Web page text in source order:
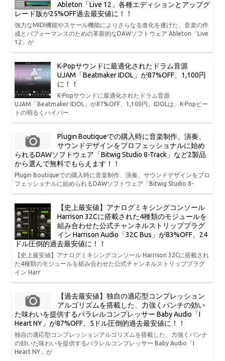
Ableton「Live 12」各種エディションとアップグ
レード版が25%OFF過去最安値に！！
強力なMIDI機能やスケール機能によりさらなる進化を遂げた、音楽の作
成とパフォーマンスのための革新的なDAWソフトウェア Ableton「Live
12」が
K-Popサウンドに最適化されたドラム音源
UJAM「Beatmaker IDOL」が87%OFF、1,100円
に！！
K-Popサウンドに最適化されたドラム音源
UJAM「Beatmaker IDOL」が87%OFF、1,100円。IDOLは、K-Popビー
トの明るくハイパー
Plugin Boutiqueでの購入時に音楽制作、演奏、
サウンドデザインをプロフェッショナルに始め
られるDAWソフトウェア「Bitwig Studio 8-Track」など2製品
から選んで無料でもらえます！！
Plugin Boutiqueでの購入時に音楽制作、演奏、サウンドデザインをプロ
フェッショナルに始められるDAWソフトウェア「Bitwig Studio 8-
【史上最安値】アナログミキシングコンソール
Harrison 32Cに搭載された4種類のモジュールを
組み合わせた公式チャンネルストリッププラグ
イン Harrison Audio「32C Bus」が83%OFF、24
ドル圧倒的過去最安値に！！
【史上最安値】アナログミキシングコンソール Harrison 32Cに搭載され
た4種類のモジュールを組み合わせた公式チャンネルストリッププラグ
イン Harr
【過去最安値】独自の適応型コンプレッション
アルゴリズムを搭載した、力強くパンチの効い
た味わいを提供するパラレルコンプレッサー Baby Audio「I
Heart NY」が87%OFF、5ドル圧倒的過去最安値に！！
独自の適応型コンプレッションアルゴリズムを搭載した、力強くパンチ
の効いた味わいを提供するパラレルコンプレッサー Baby Audio「I
Heart NY」が